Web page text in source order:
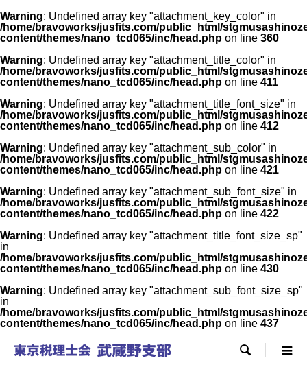
Warning: Undefined array key "attachment_key_color" in
/home/bravoworks/jusfits.com/public_html/
content/themes/nano_tcd065/inc/head.php on line 360
Warning: Undefined array key "attachment_title_color" in
/home/bravoworks/jusfits.com/public_html/
content/themes/nano_tcd065/inc/head.php on line 411
Warning: Undefined array key "attachment_title_font_size" in
/home/bravoworks/jusfits.com/public_html/
content/themes/nano_tcd065/inc/head.php on line 412
Warning: Undefined array key "attachment_sub_color" in
/home/bravoworks/jusfits.com/public_html/
content/themes/nano_tcd065/inc/head.php on line 421
Warning: Undefined array key "attachment_sub_font_size" in
/home/bravoworks/jusfits.com/public_html/
content/themes/nano_tcd065/inc/head.php on line 422
Warning: Undefined array key "attachment_title_font_size_sp"
in
/home/bravoworks/jusfits.com/public_html/
content/themes/nano_tcd065/inc/head.php on line 430
Warning: Undefined array key "attachment_sub_font_size_sp"
in
/home/bravoworks/jusfits.com/public_html/
content/themes/nano_tcd065/inc/head.php on line 437
